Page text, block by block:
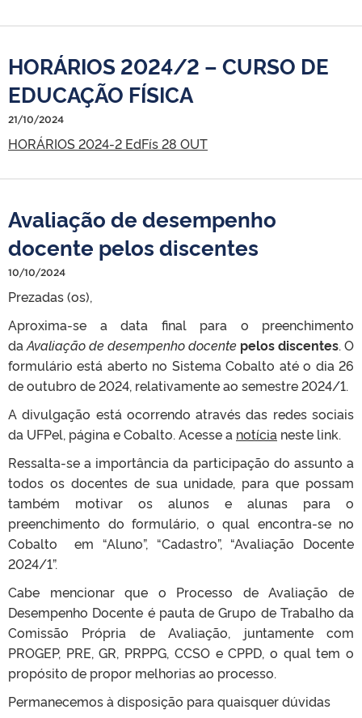
HORÁRIOS 2024/2 – CURSO DE
EDUCAÇÃO FÍSICA
21/10/2024
HORÁRIOS 2024-2 EdFís 28 OUT
Avaliação de desempenho
docente pelos discentes
10/10/2024
Prezadas (os),
Aproxima-se a data final para o preenchimento
da Avaliação de desempenho docente pelos discentes. O
formulário está aberto no Sistema Cobalto até o dia 26
de outubro de 2024, relativamente ao semestre 2024/1.
A divulgação está ocorrendo através das redes sociais
da UFPel, página e Cobalto. Acesse a notícia neste link.
Ressalta-se a importância da participação do assunto a
todos os docentes de sua unidade, para que possam
também motivar os alunos e alunas para o
preenchimento do formulário, o qual encontra-se no
Cobalto em “Aluno”, “Cadastro”, “Avaliação Docente
2024/1”.
Cabe mencionar que o Processo de Avaliação de
Desempenho Docente é pauta de Grupo de Trabalho da
Comissão Própria de Avaliação, juntamente com
PROGEP, PRE, GR, PRPPG, CCSO e CPPD, o qual tem o
propósito de propor melhorias ao processo.
Permanecemos à disposição para quaisquer dúvidas